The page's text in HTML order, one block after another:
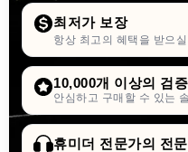
최저가 보장
항상 최고의 혜택을 받으
10,000개 이상의 검
안심하고 구매할 수 있는
휴미더 전문가의 전